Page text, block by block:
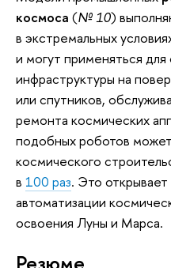
космоса (№ 10)
в экстремальных
и могут применяться для
инфраструктуры на
или спутников,
ремонта космических
подобных роботов
космического
в 100 раз. Это
автоматизации
освоения Луны и Марса.